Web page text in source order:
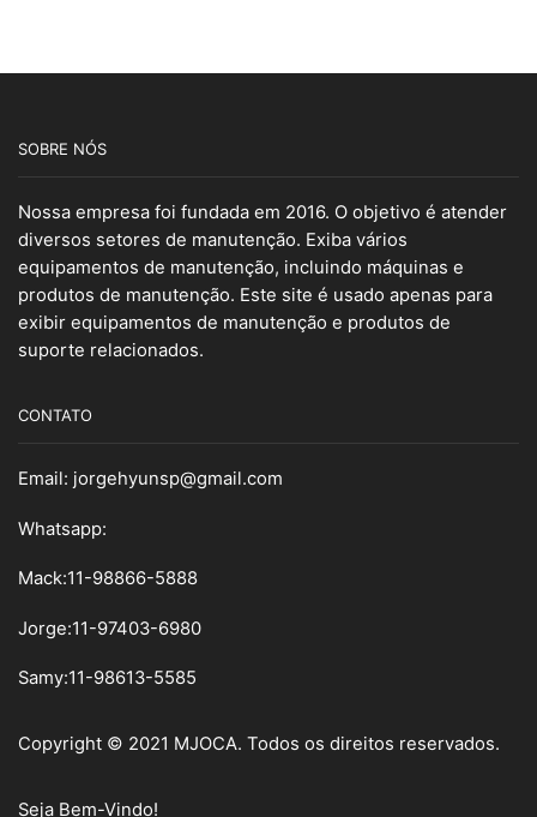
SOBRE NÓS
Nossa empresa foi fundada em 2016. O objetivo é atender
diversos setores de manutenção. Exiba vários
equipamentos de manutenção, incluindo máquinas e
produtos de manutenção. Este site é usado apenas para
exibir equipamentos de manutenção e produtos de
suporte relacionados.
CONTATO
Email: jorgehyunsp@gmail.com
Whatsapp:
Mack:11-98866-5888
Jorge:11-97403-6980
Samy:11-98613-5585
Copyright © 2021 MJOCA. Todos os direitos reservados.
Seja Bem-Vindo!